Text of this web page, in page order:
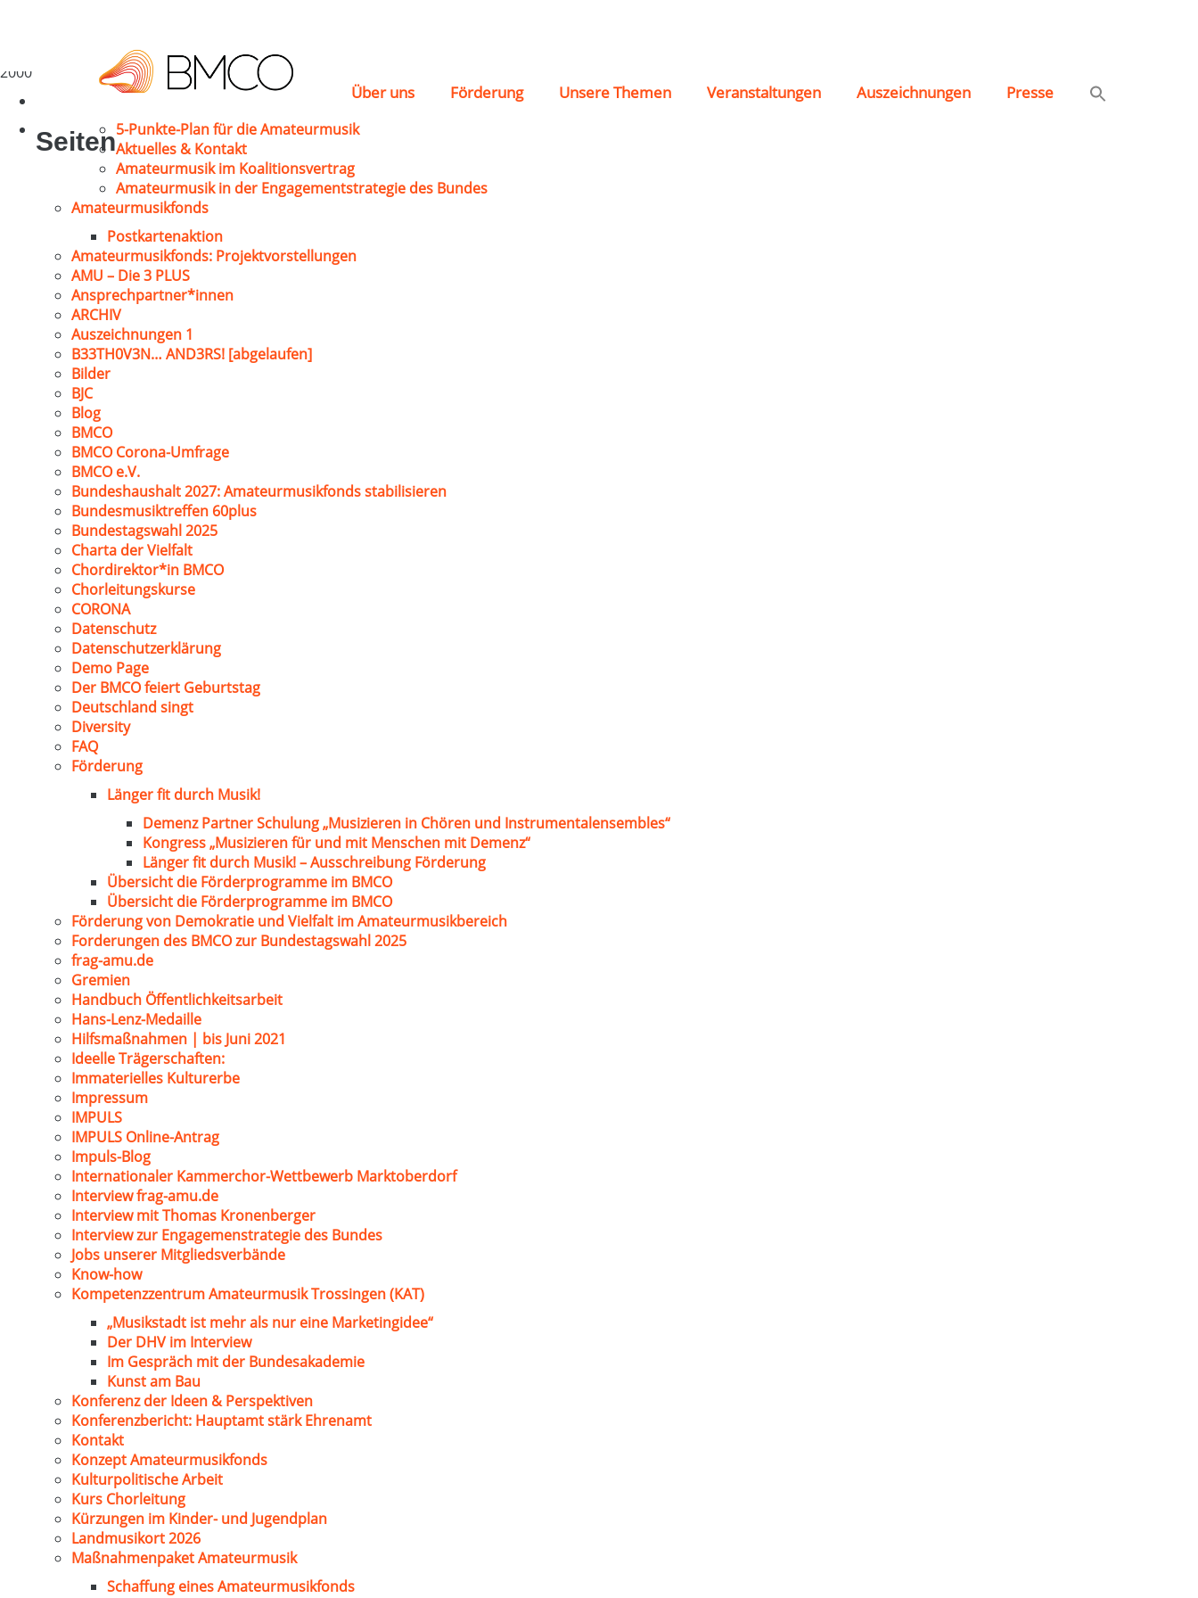
Über uns Förderung Unsere Themen Veranstaltungen Auszeichnungen Presse
Völklingen-Wehrden
2000
Seiten5-Punkte-Plan für die Amateurmusik
Aktuelles & Kontakt
Amateurmusik im Koalitionsvertrag
Amateurmusik in der Engagementstrategie des Bundes
Amateurmusikfonds
Postkartenaktion
Amateurmusikfonds: Projektvorstellungen
AMU – Die 3 PLUS
Ansprechpartner*innen
ARCHIV
Auszeichnungen 1
B33TH0V3N… AND3RS! [abgelaufen]
Bilder
BJC
Blog
BMCO
BMCO Corona-Umfrage
BMCO e.V.
Bundeshaushalt 2027: Amateurmusikfonds stabilisieren
Bundesmusiktreffen 60plus
Bundestagswahl 2025
Charta der Vielfalt
Chordirektor*in BMCO
Chorleitungskurse
CORONA
Datenschutz
Datenschutzerklärung
Demo Page
Der BMCO feiert Geburtstag
Deutschland singt
Diversity
FAQ
Förderung
Länger fit durch Musik!
Demenz Partner Schulung „Musizieren in Chören und Instrumentalensembles“
Kongress „Musizieren für und mit Menschen mit Demenz“
Länger fit durch Musik! – Ausschreibung Förderung
Übersicht die Förderprogramme im BMCO
Übersicht die Förderprogramme im BMCO
Förderung von Demokratie und Vielfalt im Amateurmusikbereich
Forderungen des BMCO zur Bundestagswahl 2025
frag-amu.de
Gremien
Handbuch Öffentlichkeitsarbeit
Hans-Lenz-Medaille
Hilfsmaßnahmen | bis Juni 2021
Ideelle Trägerschaften:
Immaterielles Kulturerbe
Impressum
IMPULS
IMPULS Online-Antrag
Impuls-Blog
Internationaler Kammerchor-Wettbewerb Marktoberdorf
Interview frag-amu.de
Interview mit Thomas Kronenberger
Interview zur Engagemenstrategie des Bundes
Jobs unserer Mitgliedsverbände
Know-how
Kompetenzzentrum Amateurmusik Trossingen (KAT)
„Musikstadt ist mehr als nur eine Marketingidee“
Der DHV im Interview
Im Gespräch mit der Bundesakademie
Kunst am Bau
Konferenz der Ideen & Perspektiven
Konferenzbericht: Hauptamt stärk Ehrenamt
Kontakt
Konzept Amateurmusikfonds
Kulturpolitische Arbeit
Kurs Chorleitung
Kürzungen im Kinder- und Jugendplan
Landmusikort 2026
Maßnahmenpaket Amateurmusik
Schaffung eines Amateurmusikfonds